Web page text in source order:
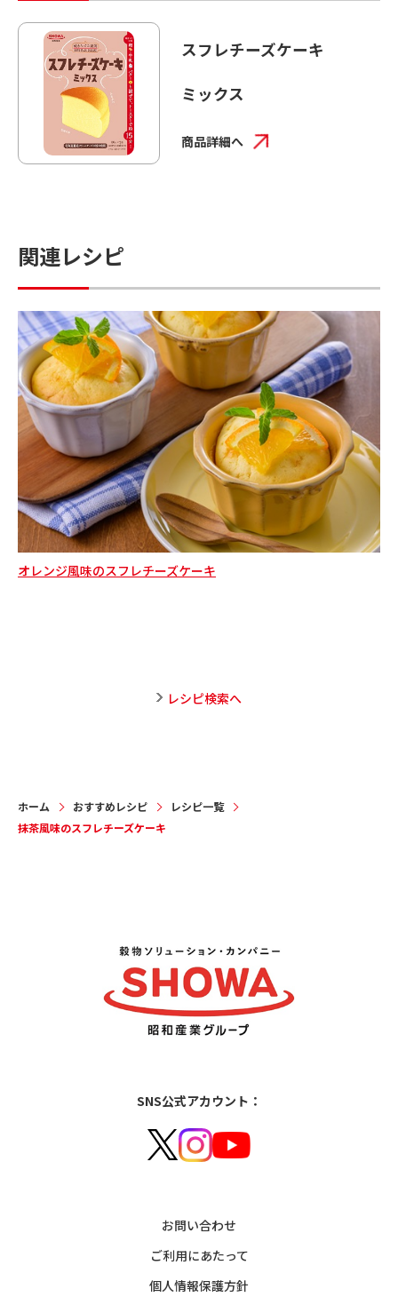
スフレチーズケーキ
ミックス
商品詳細へ
関連レシピ
オレンジ風味のスフレチーズケーキ
レシピ検索へ
ホーム おすすめレシピ
レシピ一覧
抹茶風味のスフレチーズケーキ
SNS公式アカウント：
お問い合わせ
ご利用にあたって
個人情報保護方針